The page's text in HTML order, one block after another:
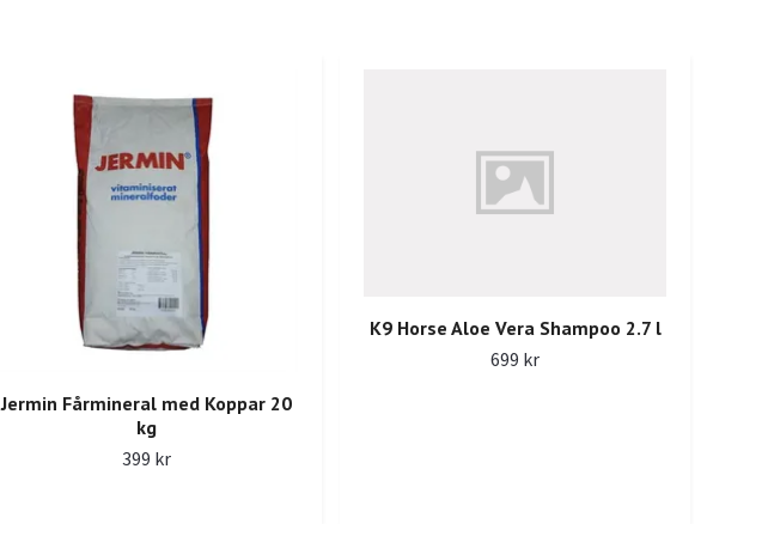
Jermin Fårmineral med Koppar 20
kg
399 kr
K9 Horse Aloe Vera Shampoo 2.7 l
699 kr